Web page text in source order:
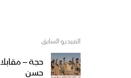
الفيديو السابق
حجة –
حسن